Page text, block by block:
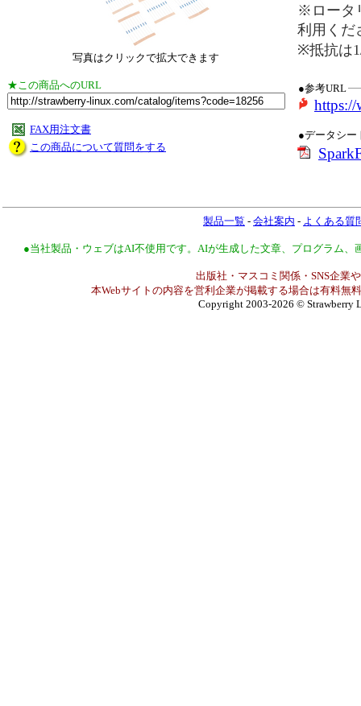
写真はクリックで拡大できます
★この商品へのURL
FAX用注文書
この商品について質問をする
※ロータ
利用くだ
※抵抗は
●参考URL
https://
●データシー
製品一覧 - 会社案内 - よくある質
●当社製品・ウェブはAI不使用です。AIが生成した文章、プログラム
出版社・マスコミ関係・SNS企業
本Webサイトの内容を営利企業が掲載する場合は有料無
Copyright 2003-2026 © Strawberry